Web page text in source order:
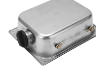
коррозии | Автозапчасти
кузова Wuling